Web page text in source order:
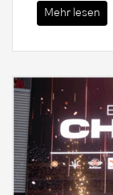
Mehr lesen